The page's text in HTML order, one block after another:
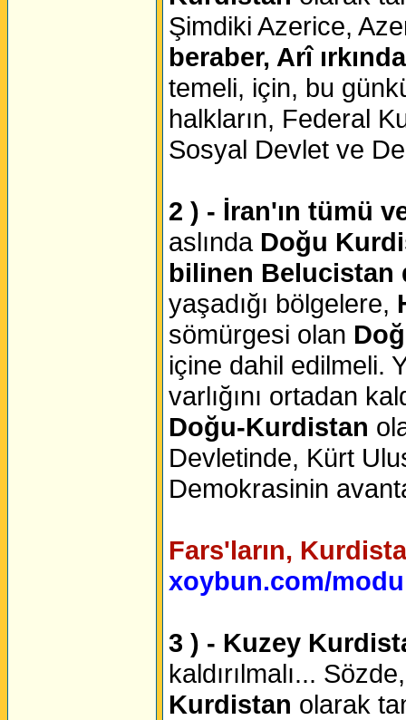
Şimdiki Azerice,
beraber, Arî
temeli, için, bu
halkların, Federal
Sosyal Devlet ve
2 ) - İran'ın tümü
aslında Doğu
bilinen Belucistan
yaşadığı bölgelere,
sömürgesi olan
içine dahil edilmeli.
varlığını ortadan
Doğu-Kurdistan
Devletinde, Kürt
Demokrasinin
Fars'ların,
xoybun.com/
3 ) - Kuzey
kaldırılmalı...
Kurdistan olarak